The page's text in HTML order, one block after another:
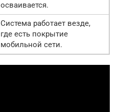
осваивается.
Система работает везде,
где есть покрытие
мобильной сети.